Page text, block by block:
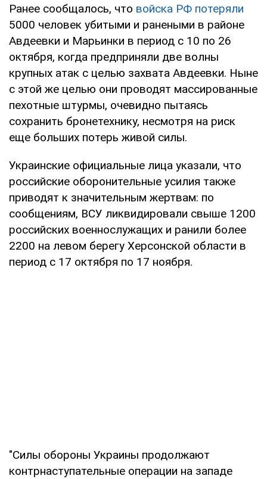
Ранее сообщалось, что войска РФ потеряли
5000 человек убитыми и ранеными в районе
Авдеевки и Марьинки в период с 10 по 26
октября, когда предприняли две волны
крупных атак с целью захвата Авдеевки. Ныне
с этой же целью они проводят массированные
пехотные штурмы, очевидно пытаясь
сохранить бронетехнику, несмотря на риск
еще больших потерь живой силы.
Украинские официальные лица указали, что
российские оборонительные усилия также
приводят к значительным жертвам: по
сообщениям, ВСУ ликвидировали свыше 1200
российских военнослужащих и ранили более
2200 на левом берегу Херсонской области в
период с 17 октября по 17 ноября.
"Силы обороны Украины продолжают
контрнаступательные операции на западе